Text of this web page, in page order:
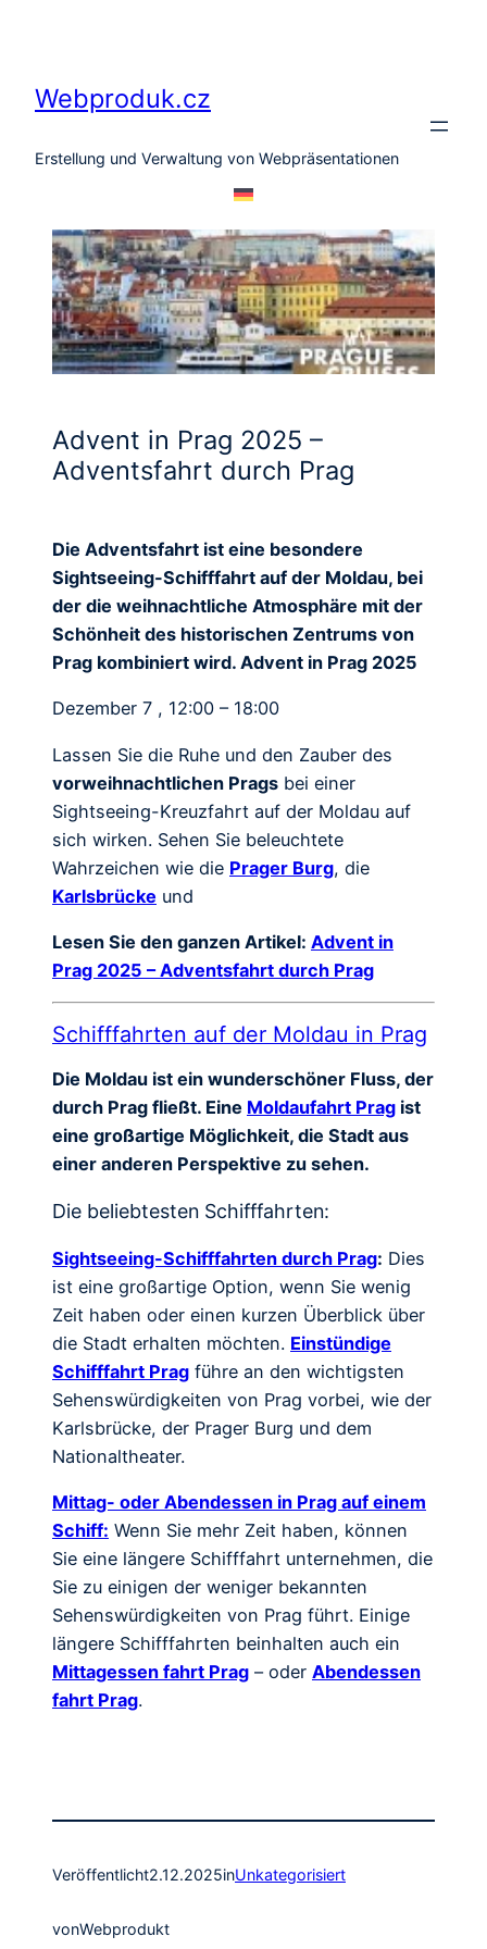
Webproduk.cz
Erstellung und Verwaltung von Webpräsentationen
Advent in Prag 2025 –
Adventsfahrt durch Prag
Die Adventsfahrt ist eine besondere
Sightseeing-Schifffahrt auf der Moldau, bei
der die weihnachtliche Atmosphäre mit der
Schönheit des historischen Zentrums von
Prag kombiniert wird. Advent in Prag 2025
Dezember 7 , 12:00 – 18:00
Lassen Sie die Ruhe und den Zauber des
vorweihnachtlichen Prags bei einer
Sightseeing-Kreuzfahrt auf der Moldau auf
sich wirken. Sehen Sie beleuchtete
Wahrzeichen wie die Prager Burg, die
Karlsbrücke und
Lesen Sie den ganzen Artikel: Advent in
Prag 2025 – Adventsfahrt durch Prag
Schifffahrten auf der Moldau in Prag
Die Moldau ist ein wunderschöner Fluss, der
durch Prag fließt. Eine Moldaufahrt Prag ist
eine großartige Möglichkeit, die Stadt aus
einer anderen Perspektive zu sehen.
Die beliebtesten Schifffahrten:
Sightseeing-Schifffahrten durch Prag: Dies
ist eine großartige Option, wenn Sie wenig
Zeit haben oder einen kurzen Überblick über
die Stadt erhalten möchten. Einstündige
Schifffahrt Prag führe an den wichtigsten
Sehenswürdigkeiten von Prag vorbei, wie der
Karlsbrücke, der Prager Burg und dem
Nationaltheater.
Mittag- oder Abendessen in Prag auf einem
Schiff: Wenn Sie mehr Zeit haben, können
Sie eine längere Schifffahrt unternehmen, die
Sie zu einigen der weniger bekannten
Sehenswürdigkeiten von Prag führt. Einige
längere Schifffahrten beinhalten auch ein
Mittagessen fahrt Prag – oder Abendessen
fahrt Prag.
Veröffentlicht2.12.2025inUnkategorisiert
vonWebprodukt